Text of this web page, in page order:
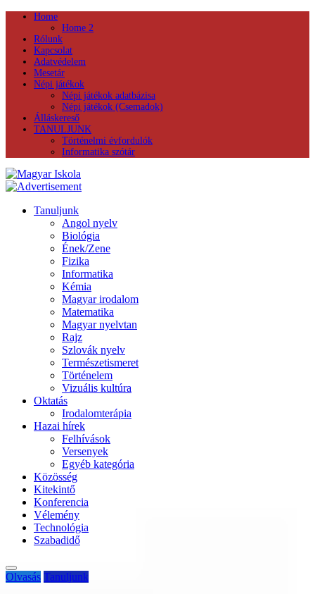
Home
Home 2
Rólunk
Kapcsolat
Adatvédelem
Mesetár
Népi játékok
Népi játékok adatbázisa
Népi játékok (Csemadok)
Álláskereső
TANULJUNK
Történelmi évfordulók
Informatika szótár
Tanuljunk
Angol nyelv
Biológia
Ének/Zene
Fizika
Informatika
Kémia
Magyar irodalom
Matematika
Magyar nyelvtan
Rajz
Szlovák nyelv
Természetismeret
Történelem
Vizuális kultúra
Oktatás
Irodalomterápia
Hazai hírek
Felhívások
Versenyek
Egyéb kategória
Közösség
Kitekintő
Konferencia
Vélemény
Technológia
Szabadidő
Olvasás Tanuljunk